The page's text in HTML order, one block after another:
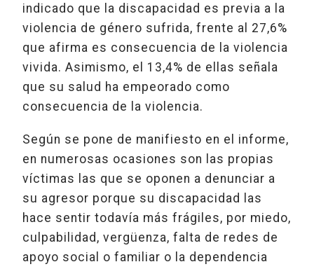
indicado que la discapacidad es previa a la
violencia de género sufrida, frente al 27,6%
que afirma es consecuencia de la violencia
vivida. Asimismo, el 13,4% de ellas señala
que su salud ha empeorado como
consecuencia de la violencia.
Según se pone de manifiesto en el informe,
en numerosas ocasiones son las propias
víctimas las que se oponen a denunciar a
su agresor porque su discapacidad las
hace sentir todavía más frágiles, por miedo,
culpabilidad, vergüenza, falta de redes de
apoyo social o familiar o la dependencia